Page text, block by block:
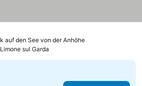
auf den See von der Anhöhe
Limone sul Garda